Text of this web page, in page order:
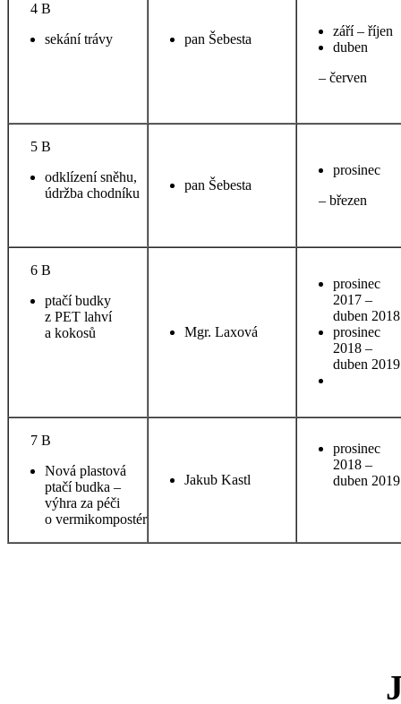
4 B
sekání trávy
pan Šebesta
září – říjen
duben
– červen
5 B
odklízení sněhu,
údržba chodníku
pan Šebesta
prosinec
– březen
6 B
ptačí budky
z PET lahví
a kokosů
Mgr. Laxová
prosinec
2017 –
duben 2018
prosinec
2018 –
duben 2019
7 B
Nová plastová
ptačí budka –
výhra za péči
o vermikompostér
Jakub Kastl
prosinec
2018 –
duben 2019